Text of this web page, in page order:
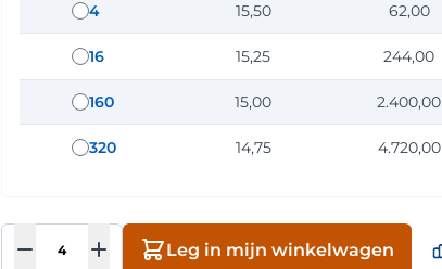
staffel hoeveelheid: 4
4 15,50 62,00
staffel hoeveelheid: 16
16 15,25 244,00
staffel hoeveelheid: 160
160 15,00 2.400,00
staffel hoeveelheid: 320
320 14,75 4.720,00
Aantal
Leg in mijn winkelwagen